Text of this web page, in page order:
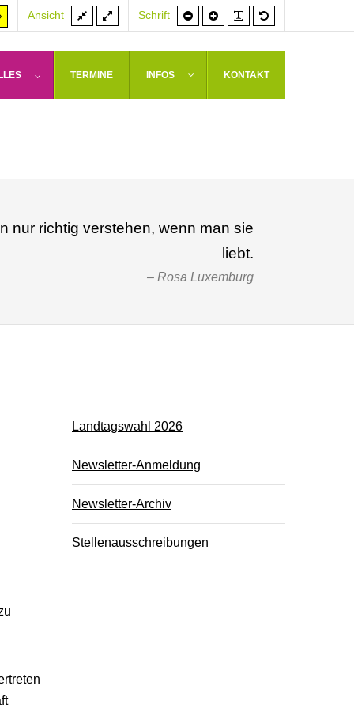
Hoher
Kontrast
Ansicht
Feste
Breite
Volle
Breite
Schrift
Schrift
kleiner
Schrift
größer
TERMINE INFOS KONTAKT
nur richtig verstehen, wenn man sie
liebt.
Rosa Luxemburg
Landtagswahl 2026
Newsletter-Anmeldung
Newsletter-Archiv
Stellenausschreibungen